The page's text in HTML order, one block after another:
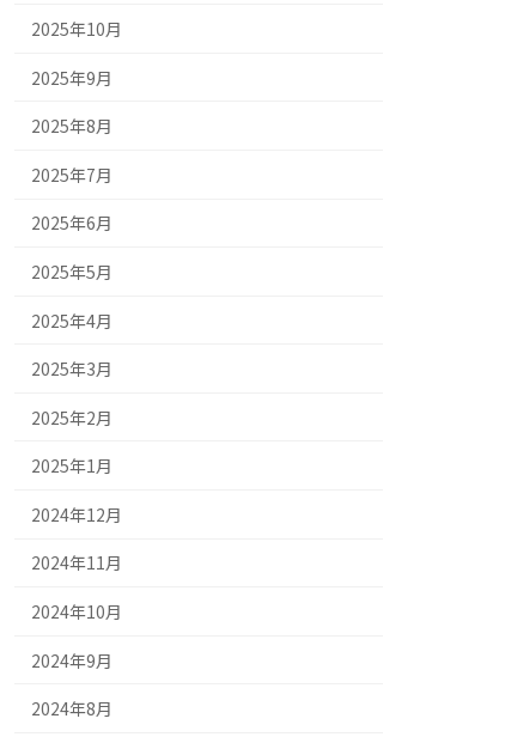
2025年10月
2025年9月
2025年8月
2025年7月
2025年6月
2025年5月
2025年4月
2025年3月
2025年2月
2025年1月
2024年12月
2024年11月
2024年10月
2024年9月
2024年8月